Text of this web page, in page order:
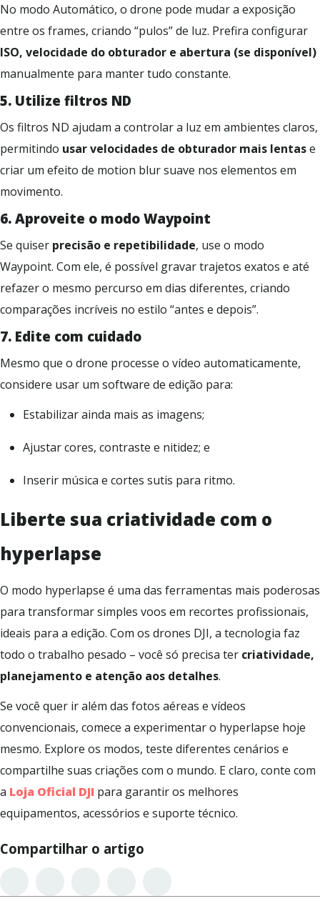
No modo Automático, o drone pode mudar a exposição
entre os frames, criando “pulos” de luz. Prefira configurar
ISO, velocidade do obturador e abertura (se disponível)
manualmente para manter tudo constante.
5. Utilize filtros ND
Os filtros ND ajudam a controlar a luz em ambientes claros,
permitindo usar velocidades de obturador mais lentase
criar um efeito de motion blur suave nos elementos em
movimento.
6. Aproveite o modo Waypoint
Se quiser precisão e repetibilidade, use o modo
Waypoint. Com ele, é possível gravar trajetos exatos e até
refazer o mesmo percurso em dias diferentes, criando
comparações incríveis no estilo “antes e depois”.
7. Edite com cuidado
Mesmo que o drone processe o vídeo automaticamente,
considere usar um software de edição para:
Estabilizar ainda mais as imagens;
Ajustar cores, contraste e nitidez; e
Inserir música e cortes sutis para ritmo.
Liberte sua criatividade com o
hyperlapse
O modo hyperlapse é uma das ferramentas mais poderosas
para transformar simples voos em recortes profissionais,
ideais para a edição. Com os drones DJI, a tecnologia faz
todo o trabalho pesado – você só precisa ter criatividade,
planejamento e atenção aos detalhes.
Se você quer ir além das fotos aéreas e vídeos
convencionais, comece a experimentar o hyperlapse hoje
mesmo. Explore os modos, teste diferentes cenários e
compartilhe suas criações com o mundo. E claro, conte com
a Loja Oficial DJI para garantir os melhores
equipamentos, acessórios e suporte técnico.
Compartilhar o artigo